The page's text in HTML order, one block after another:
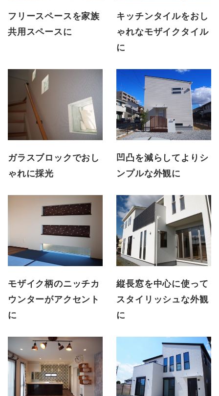
フリースペースを家族
共用スペースに
キッチンタイルをおし
ゃれなモザイクタイル
に
ガラスブロックでおし
ゃれに採光
凹凸を減らしてよりシ
ンプルな外観に
モザイク柄のニッチカ
ウンターがアクセント
に
縦長窓を中心に使って
スタイリッシュな外観
に